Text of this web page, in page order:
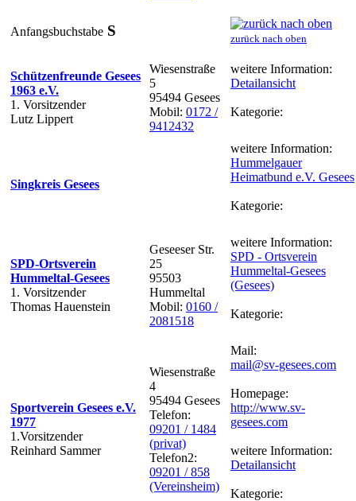
Anfangsbuchstabe S zurück nach oben
Schützenfreunde Gesees
1963 e.V.
1. Vorsitzender
Lutz Lippert
Wiesenstraße
5
95494 Gesees
Mobil: 0172 /
9412432
weitere Information:
Detailansicht
Kategorie:
Singkreis Gesees
weitere Information:
Hummelgauer
Heimatbund e.V. Gesees
Kategorie:
SPD-Ortsverein
Hummeltal-Gesees
1. Vorsitzender
Thomas Hauenstein
Geseeser Str.
25
95503
Hummeltal
Mobil: 0160 /
2081518
weitere Information:
SPD - Ortsverein
Hummeltal-Gesees
(Gesees)
Kategorie:
Sportverein Gesees e.V.
1977
1.Vorsitzender
Reinhard Sammer
Wiesenstraße
4
95494 Gesees
Telefon:
09201 / 1484
(privat)
Telefon2:
09201 / 858
(Vereinsheim)
Mail:
mail@sv-gesees.com
Homepage:
http://www.sv-
gesees.com
weitere Information:
Detailansicht
Kategorie: